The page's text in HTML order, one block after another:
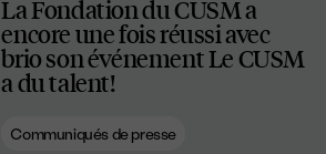
La Fondation du CUSM a
encore une fois réussi avec
brio son événement Le CUSM
a du talent!
Communiqués de presse